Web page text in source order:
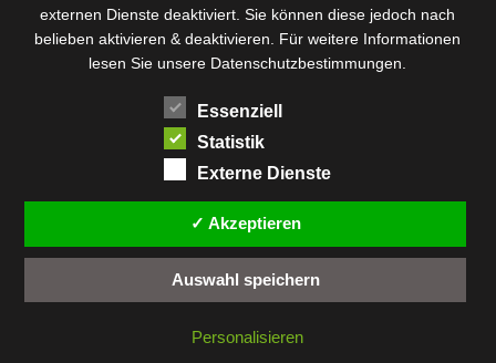
Rundfunk Römer Salzsee Sebkha
Sfax Sidi Bou Said Souk El Arba Sousse
Stadt Tabarka Telekommunikation
Zaghouan
externen Dienste deaktiviert. Sie können diese jedoch nach
belieben aktivieren & deaktivieren. Für weitere Informationen
lesen Sie unsere Datenschutzbestimmungen.
Essenziell
Statistik
Externe Dienste
✓ Akzeptieren
Auswahl speichern
Personalisieren